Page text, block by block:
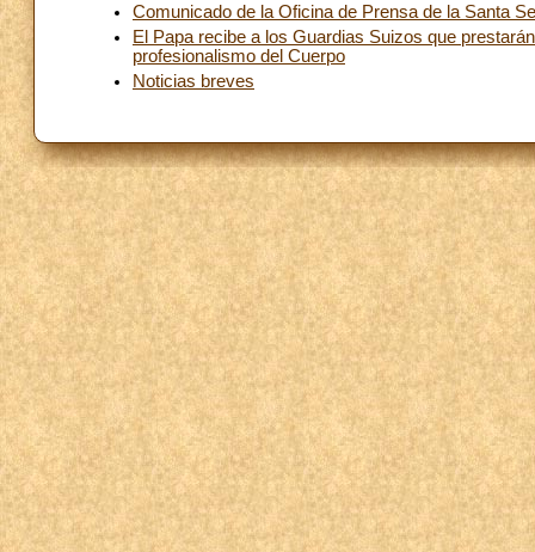
Comunicado de la Oficina de Prensa de la Santa
El Papa recibe a los Guardias Suizos que
profesionalismo del Cuerpo
Noticias breves